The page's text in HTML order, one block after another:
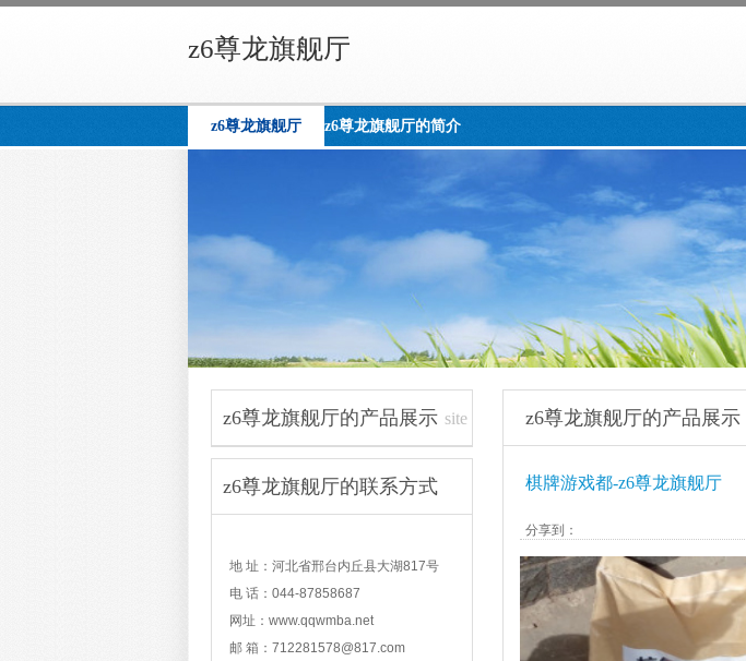
z6尊龙旗舰厅
z6尊龙旗舰厅 z6尊龙旗舰厅的简介
z6尊龙旗舰厅的产品展示 site
navigation
z6尊龙旗舰厅的联系方式
地 址：河北省邢台内丘县大湖817号
电 话：044-87858687
网址：www.qqwmba.net
邮 箱： 712281578@817.com
z6尊龙旗舰厅的产品展示
棋牌游戏都-z6尊龙旗舰厅
分享到：